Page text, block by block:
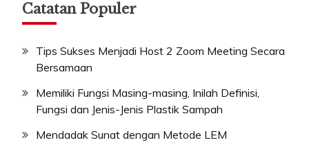
Catatan Populer
Tips Sukses Menjadi Host 2 Zoom Meeting Secara
Bersamaan
Memiliki Fungsi Masing-masing, Inilah Definisi,
Fungsi dan Jenis-Jenis Plastik Sampah
Mendadak Sunat dengan Metode LEM